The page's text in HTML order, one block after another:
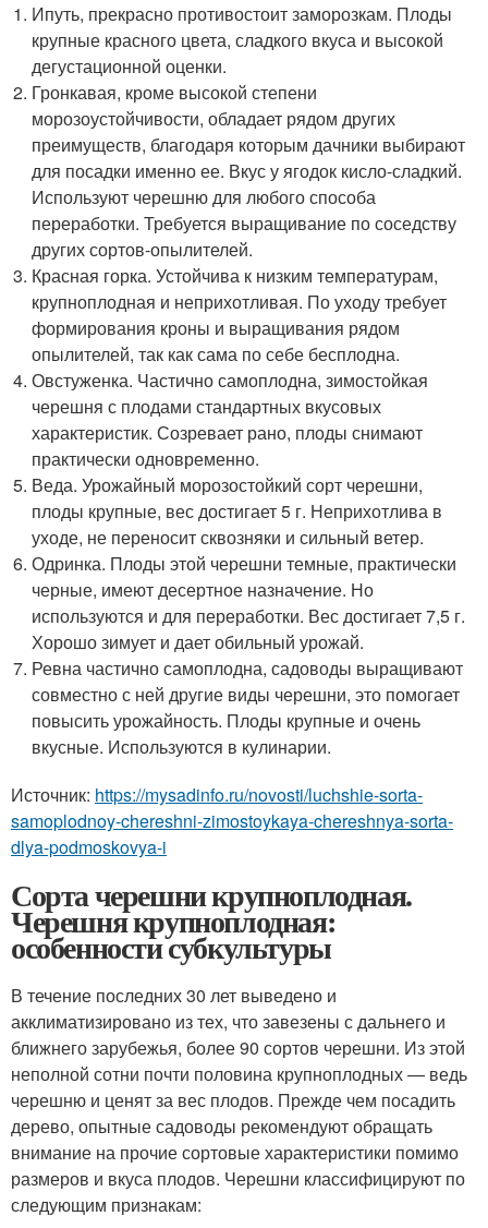
Ипуть, прекрасно противостоит заморозкам. Плоды
крупные красного цвета, сладкого вкуса и высокой
дегустационной оценки.
Гронкавая, кроме высокой степени
морозоустойчивости, обладает рядом других
преимуществ, благодаря которым дачники выбирают
для посадки именно ее. Вкус у ягодок кисло-сладкий.
Используют черешню для любого способа
переработки. Требуется выращивание по соседству
других сортов-опылителей.
Красная горка. Устойчива к низким температурам,
крупноплодная и неприхотливая. По уходу требует
формирования кроны и выращивания рядом
опылителей, так как сама по себе бесплодна.
Овстуженка. Частично самоплодна, зимостойкая
черешня с плодами стандартных вкусовых
характеристик. Созревает рано, плоды снимают
практически одновременно.
Веда. Урожайный морозостойкий сорт черешни,
плоды крупные, вес достигает 5 г. Неприхотлива в
уходе, не переносит сквозняки и сильный ветер.
Одринка. Плоды этой черешни темные, практически
черные, имеют десертное назначение. Но
используются и для переработки. Вес достигает 7,5 г.
Хорошо зимует и дает обильный урожай.
Ревна частично самоплодна, садоводы выращивают
совместно с ней другие виды черешни, это помогает
повысить урожайность. Плоды крупные и очень
вкусные. Используются в кулинарии.
Источник: https://mysadinfo.ru/novosti/luchshie-sorta-
samoplodnoy-chereshni-zimostoykaya-chereshnya-sorta-
dlya-podmoskovya-i
Сорта черешни крупноплодная.
Черешня крупноплодная:
особенности субкультуры
В течение последних 30 лет выведено и
акклиматизировано из тех, что завезены с дальнего и
ближнего зарубежья, более 90 сортов черешни. Из этой
неполной сотни почти половина крупноплодных — ведь
черешню и ценят за вес плодов. Прежде чем посадить
дерево, опытные садоводы рекомендуют обращать
внимание на прочие сортовые характеристики помимо
размеров и вкуса плодов. Черешни классифицируют по
следующим признакам: